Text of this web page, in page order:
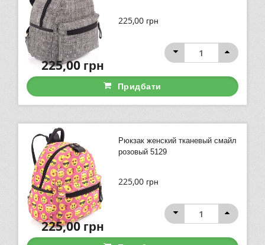
225,00 грн
225,00грн
Придбати
Рюкзак женский тканевый смайл
розовый 5129
225,00 грн
225,00грн